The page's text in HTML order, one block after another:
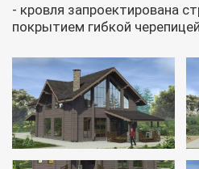
- кровля запроектирована
покрытием гибкой